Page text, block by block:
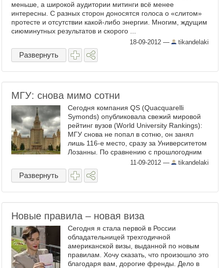
меньше, а широкой аудитории митинги всё менее
интересны. С разных сторон доносятся голоса о «слитом»
протесте и отсутствии какой-либо энергии. Многим, ждущим
сиюминутных результатов и скорого ...
18-09-2012 — tikandelaki
Развернуть
МГУ: снова мимо сотни
Сегодня компания QS (Quacquarelli
Symonds) опубликовала свежий мировой
рейтинг вузов (World University Rankings):
МГУ снова не попал в сотню, он занял
лишь 116-е место, сразу за Университетом
Лозанны. По сравнению с прошлогодним
рейтингом МГУ потерял четыре позиции.
...
11-09-2012 — tikandelaki
Развернуть
Новые правила – новая виза
Сегодня я стала первой в России
обладательницей трехгодичной
американской визы, выданной по новым
правилам. Хочу сказать, что произошло это
благодаря вам, дорогие френды. Дело в